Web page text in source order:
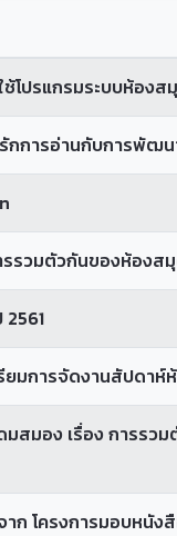
โปรแกรมระบบห้องส
กการอ่านกับการพัฒ
รรวมตัวกันของห้อ
มการจัดงานสัปดาห์
มสมอง เรื่อง การ
ก โครงการมอบหนั